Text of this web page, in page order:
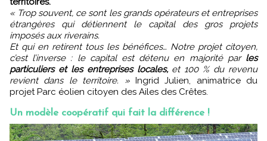
« Trop souvent, ce sont les grands opérateurs et entreprises
étrangères qui détiennent le capital des gros projets
imposés aux riverains.
Et qui en retirent tous les bénéfices… Notre projet citoyen,
c’est l’inverse : le capital est détenu en majorité par les
particuliers et les entreprises locales,et 100 % du revenu
revient dans le territoire. »Ingrid Julien, animatrice du
projet Parc éolien citoyen des Ailes des Crêtes.
Un modèle coopératif qui fait la différence !